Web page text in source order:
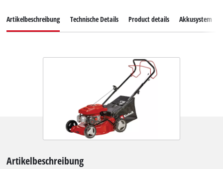
Artikelbeschreibung Technische Details Product details Akkusystem
Artikelbeschreibung